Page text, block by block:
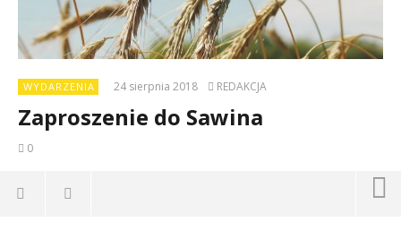
WYDARZENIA 24 sierpnia 2018 REDAKCJA
Zaproszenie do Sawina
0